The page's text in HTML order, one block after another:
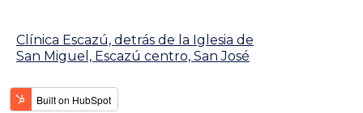
Clínica Escazú, detrás de la Iglesia de
San Miguel, Escazú centro, San José